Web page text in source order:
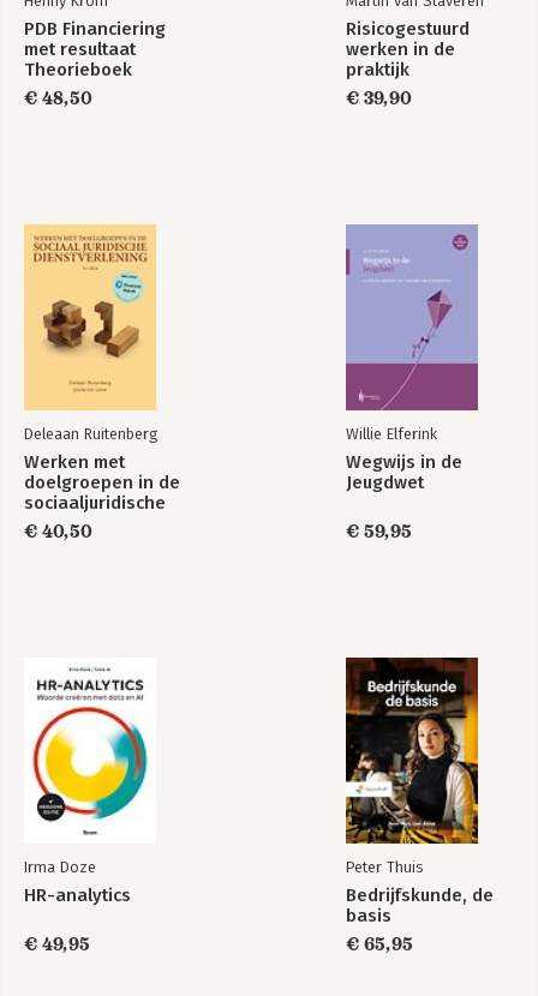
Stap voor stap naar
procesverbetering
Stap voor stap naar
procesverbetering
Bekijk alle boeken
PDB Financiering
met resultaat
Theorieboek
€ 48,50
Risicogestuurd
werken in de
praktijk
€ 39,90
Deleaan Ruitenberg
Werken met
doelgroepen in de
sociaaljuridische
dienstverlening
€ 40,50
Willie Elferink
Wegwijs in de
Jeugdwet
€ 59,95
Irma Doze
HR-analytics
€ 49,95
Peter Thuis
Bedrijfskunde, de
basis
€ 65,95